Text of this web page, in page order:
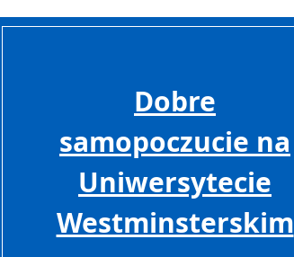
Dobre
samopoczucie na
Uniwersytecie
Westminsterskim